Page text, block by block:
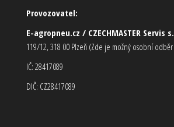
Provozovatel:
E-agropneu.cz / CZECHMASTER Servis
119/12, 318 00 Plzeň (Zde je možný osobní
IČ: 28417089
DIČ: CZ28417089